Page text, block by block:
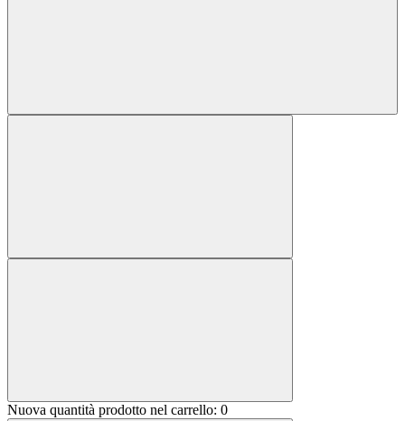
Nuova quantità prodotto nel carrello: 0